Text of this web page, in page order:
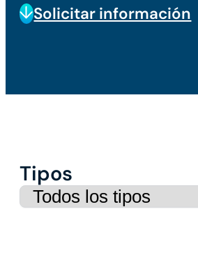
Solicitar información
Tipos